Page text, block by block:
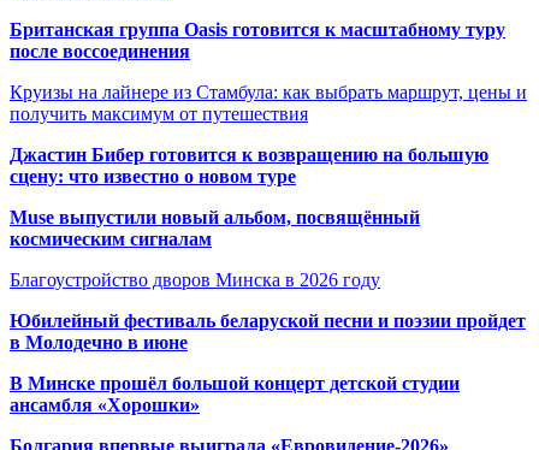
Британская группа Oasis готовится к масштабному туру
после воссоединения
Круизы на лайнере из Стамбула: как выбрать маршрут, цены и
получить максимум от путешествия
Джастин Бибер готовится к возвращению на большую
сцену: что известно о новом туре
Muse выпустили новый альбом, посвящённый
космическим сигналам
Благоустройство дворов Минска в 2026 году
Юбилейный фестиваль беларуской песни и поэзии пройдет
в Молодечно в июне
В Минске прошёл большой концерт детской студии
ансамбля «Хорошки»
Болгария впервые выиграла «Евровидение-2026»